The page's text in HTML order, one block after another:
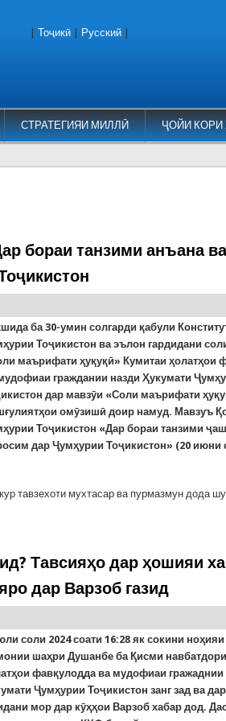
СТРАТЕГИЯИ МИЛЛӢ ҶОЙИ КОРИ
Тоҷикӣ Русский
бораи танзими анъана
ба 30-умин солгарди қабули
Тоҷикистон ва эълон гардидани
маърифати ҳуқуқӣ» Кумитаи ҳолатҳои
граждании назди Ҳукумати
дар мавзӯи «Соли маърифати
омӯзишӣ доир намуд. Мавзуъ
Тоҷикистон «Дар бораи танзими
дар Ҷумҳурии Тоҷикистон» (20 июни
тавзехоти мухтасар ва пурмазмун дода
«Дар бораи танзими анъана ва ҷашну
Тавсияҳо дар ҳошияи
дар Варзоб газид
соли 2024 соати 16:28 як сокини
шаҳри Душанбе ба Қисми
фавқулодда ва мудофиаи гражаднии
Ҷумҳурии Тоҷикистон занг зад ва
мор дар кӯҳҳои Варзоб хабар дод.